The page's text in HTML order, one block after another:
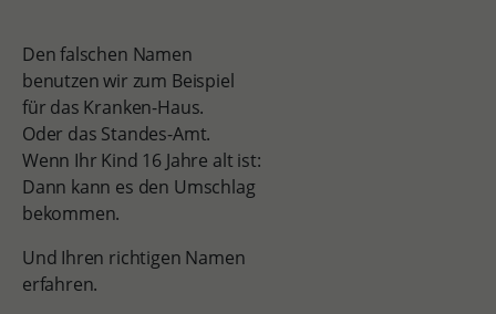
Den falschen Namen
benutzen wir zum Beispiel
für das Kranken-Haus.
Oder das Standes-Amt.
Wenn Ihr Kind 16 Jahre alt ist:
Dann kann es den Umschlag
bekommen.
Und Ihren richtigen Namen
erfahren.